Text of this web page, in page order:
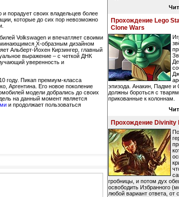
порадует своих владельцев более
которые до сих пор невозможно
Volkswagen и впечатляет своими
X-образным дизайном
Альберт-Йохен Кирзингер, главный
выражение – с четкой ДНК
уверенность и
году. Пикап премиум-класса
Аргентина. Его новое поколение
модели добрались до своих
на данный момент является
и продолжает пользоваться
Прохождение Lego
Clone Wars
эпизода. Анакин, Падме и
должны бороться с
прикованные к колоннам.
Прохождение Divinity
гробницы, и потом дух
освободить Избранного
любой вариант ответа, от